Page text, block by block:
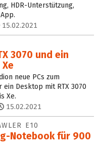
HDR-Unterstützung,
15.02.2021
3070 und ein
neue PCs zum
ein Desktop mit RTX 3070
Xe.
15.02.2021
E10
Notebook für 900